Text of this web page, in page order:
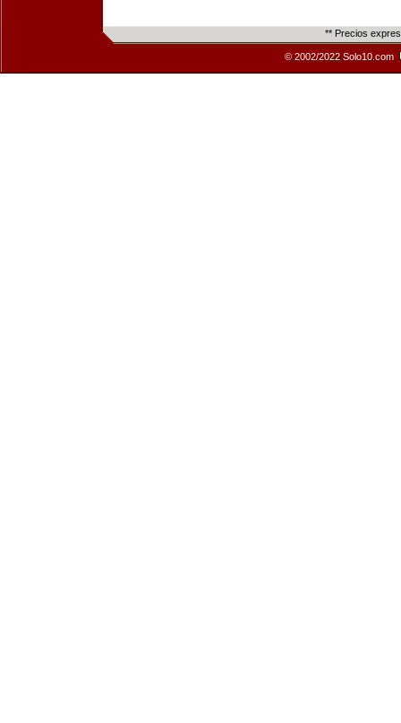
** Precios
© 2002/2022 Solo10.com